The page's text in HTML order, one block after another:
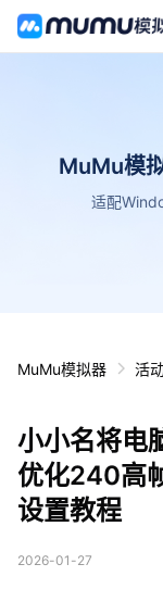
MuMu模
适配
MuMu模拟器 活
小小名将电
优化240高
设置教程
2026-01-27